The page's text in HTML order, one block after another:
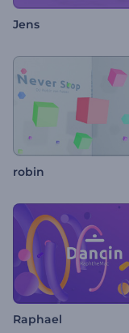
Jens
robin
Raphael